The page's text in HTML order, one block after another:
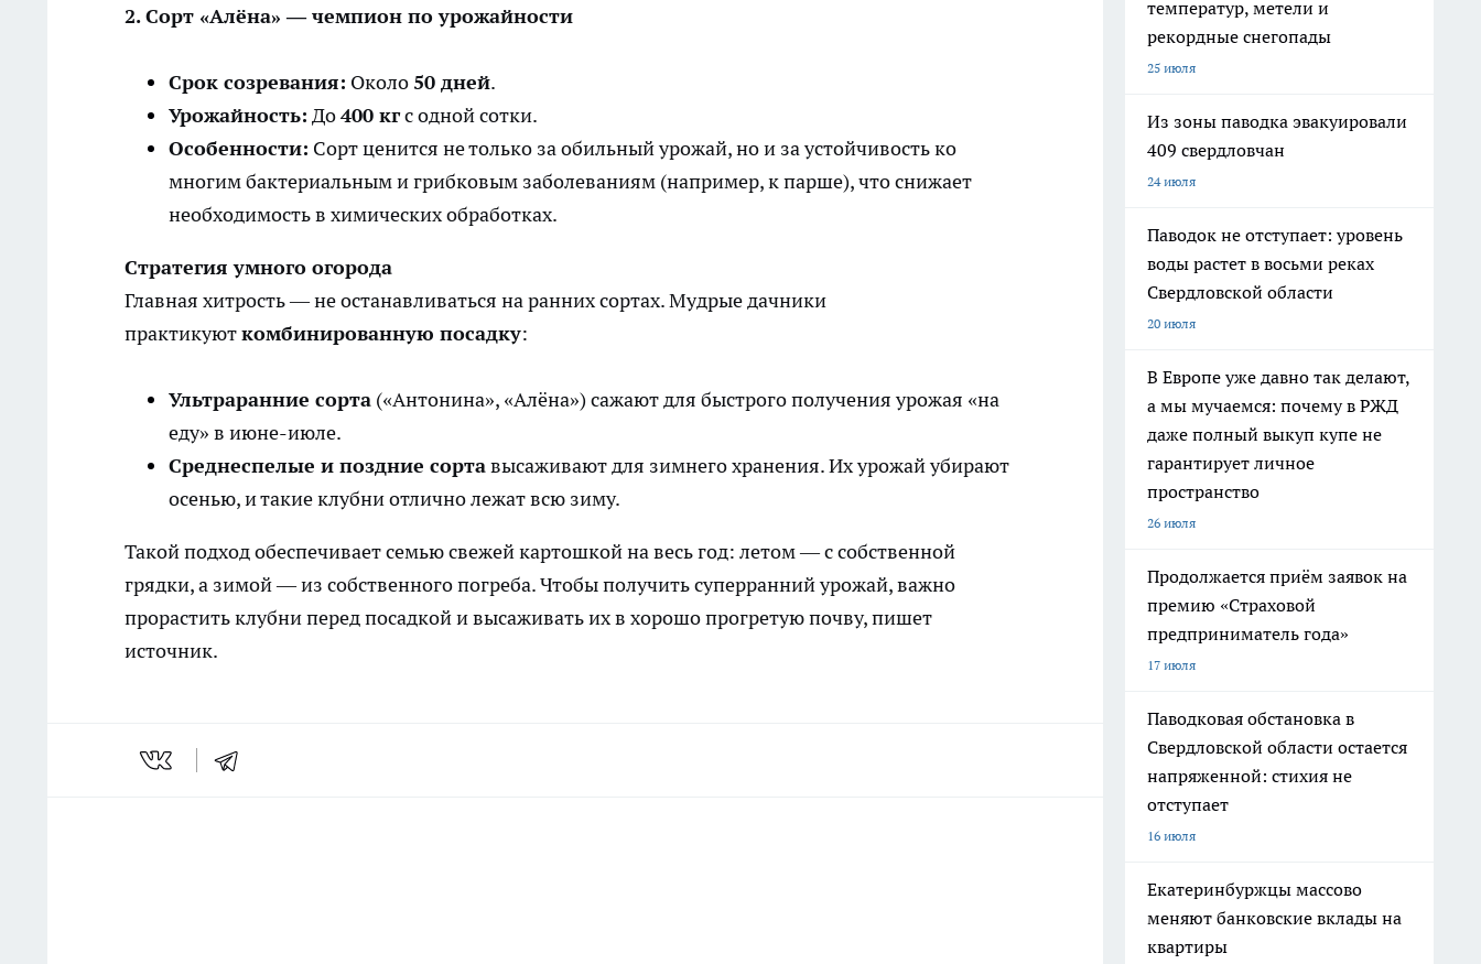
2. Сорт «Алёна» — чемпион по урожайности
Срок созревания: Около 50 дней.
Урожайность: До400 кгс одной сотки.
Особенности: Сорт ценится не только за обильный урожай, но и за устойчивость ко
многим бактериальным и грибковым заболеваниям (например, к парше), что снижает
необходимость в химических обработках.
Стратегия умного огорода
Главная хитрость — не останавливаться на ранних сортах. Мудрые дачники
практикуюткомбинированную посадку:
Ультраранние сорта («Антонина», «Алёна») сажают для быстрого получения урожая «на
еду» в июне-июле.
Среднеспелые и поздние сортавысаживают для зимнего хранения. Их урожай убирают
осенью, и такие клубни отлично лежат всю зиму.
Такой подход обеспечивает семью свежей картошкой на весь год: летом — с собственной
грядки, а зимой — из собственного погреба. Чтобы получить суперранний урожай, важно
прорастить клубни перед посадкой и высаживать их в хорошо прогретую почву, пишет
источник.
температур, метели и
рекордные снегопады
25 июля
Из зоны паводка эвакуировали
409 свердловчан
24 июля
Паводок не отступает: уровень
воды растет в восьми реках
Свердловской области
20 июля
В Европе уже давно так делают,
а мы мучаемся: почему в РЖД
даже полный выкуп купе не
гарантирует личное
пространство
26 июля
Продолжается приём заявок на
премию «Страховой
предприниматель года»
17 июля
Паводковая обстановка в
Свердловской области остается
напряженной: стихия не
отступает
16 июля
Екатеринбуржцы массово
меняют банковские вклады на
квартиры